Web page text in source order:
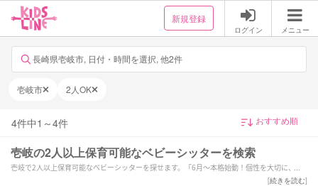
新規登録
ログイン メニュー
長崎県壱岐市, 日付・時間を選択, 他2件
壱岐市 2人OK
4件中1 ～4件
壱岐の2人以上保育可能なベビーシッターを検索
壱岐で2人以上保育可能なベビーシッターを探せます。「6月〜本格始動！個性を大切に、や
[続きを読む]